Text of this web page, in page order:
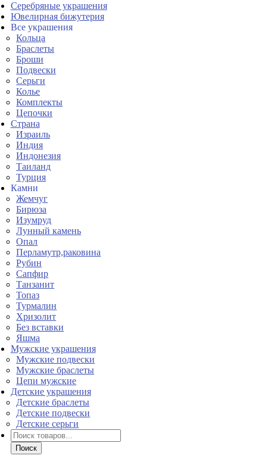
Серебряные украшения
Ювелирная бижутерия
Все украшения
Кольца
Браслеты
Броши
Подвески
Серьги
Колье
Комплекты
Цепочки
Страна
Израиль
Индия
Индонезия
Таиланд
Турция
Камни
Жемчуг
Бирюза
Изумруд
Лунный камень
Опал
Перламутр,раковина
Рубин
Сапфир
Танзанит
Топаз
Турмалин
Хризолит
Без вставки
Яшма
Мужские украшения
Мужские подвески
Мужские браслеты
Цепи мужские
Детские украшения
Детские браслеты
Детские подвески
Детские серьги
Поиск
товаров
Поиск